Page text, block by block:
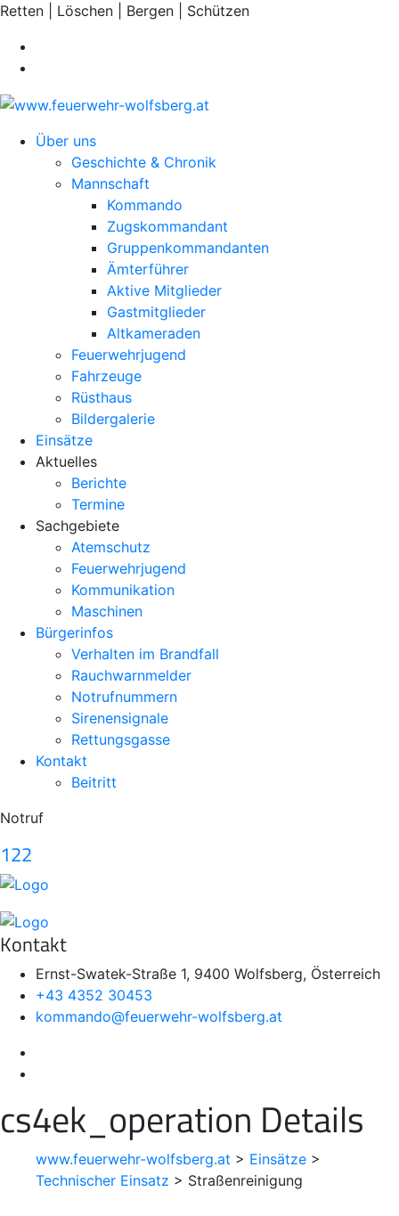
Retten | Löschen | Bergen | Schützen
Über uns
Geschichte & Chronik
Mannschaft
Kommando
Zugskommandant
Gruppenkommandanten
Ämterführer
Aktive Mitglieder
Gastmitglieder
Altkameraden
Feuerwehrjugend
Fahrzeuge
Rüsthaus
Bildergalerie
Einsätze
Aktuelles
Berichte
Termine
Sachgebiete
Atemschutz
Feuerwehrjugend
Kommunikation
Maschinen
Bürgerinfos
Verhalten im Brandfall
Rauchwarnmelder
Notrufnummern
Sirenensignale
Rettungsgasse
Kontakt
Beitritt
Notruf
122
Kontakt
Ernst-Swatek-Straße 1, 9400 Wolfsberg, Österreich
+43 4352 30453
kommando@feuerwehr-wolfsberg.at
cs4ek_operation Details
www.feuerwehr-wolfsberg.at > Einsätze >
Technischer Einsatz > Straßenreinigung